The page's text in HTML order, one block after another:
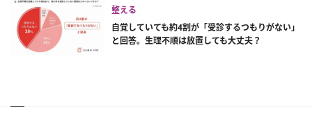
整える
自覚していても約4割が「受診するつもりがない」
と回答。生理不順は放置しても大丈夫？